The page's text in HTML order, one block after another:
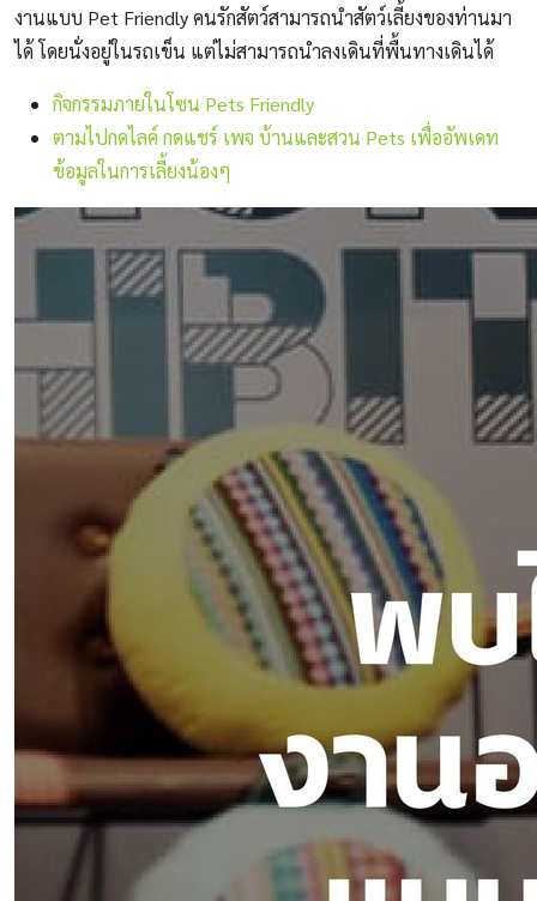
งานแบบ Pet Friendly คนรักสัตว์สามารถนำสัตว์เลี้ยงของท่านมา
ได้ โดยนั่งอยู่ในรถเข็น แต่ไม่สามารถนำลงเดินที่พื้นทางเดินได้
กิจกรรมภายในโซน Pets Friendly
ตามไปกดไลค์ กดแชร์ เพจ บ้านและสวน Pets เพื่ออัพเดท
ข้อมูลในการเลี้ยงน้องๆ